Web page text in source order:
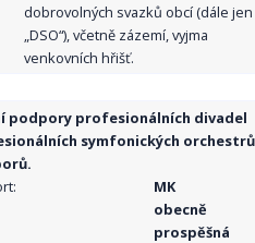
dobrovolných svazků obcí (dále jen
„DSO“), včetně zázemí, vyjma
venkovních hřišť.
podpory profesionálních divadel
symfonických orchestrů
MK
obecně
prospěšná